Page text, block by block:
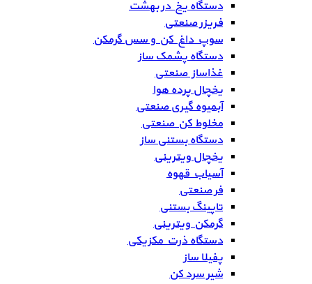
دستگاه یخ در بهشت
فریزر صنعتی
سوپ داغ کن و سس گرمکن
دستگاه پشمک ساز
غذاساز صنعتی
یخچال پرده هوا
آبمیوه گیری صنعتی
مخلوط کن صنعتی
دستگاه بستنی ساز
یخچال ویترینی
آسیاب قهوه
فر صنعتی
تاپینگ بستنی
گرمکن ویترینی
دستگاه ذرت مکزیکی
پفیلا ساز
شیر سرد کن